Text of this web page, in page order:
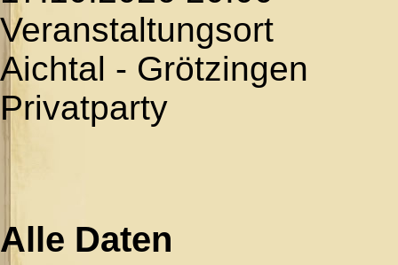
Veranstaltungsort
Aichtal - Grötzingen
Privatparty
Alle Daten